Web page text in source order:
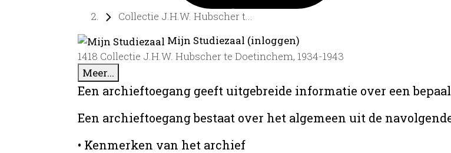
Collectie J.H.W. Hubscher t...
Mijn Studiezaal (inloggen)
1418 Collectie J.H.W. Hubscher te Doetinchem, 1934-1943
Meer...
Een archieftoegang geeft uitgebreide informatie over een
Een archieftoegang bestaat over het algemeen uit de
• Kenmerken van het archief